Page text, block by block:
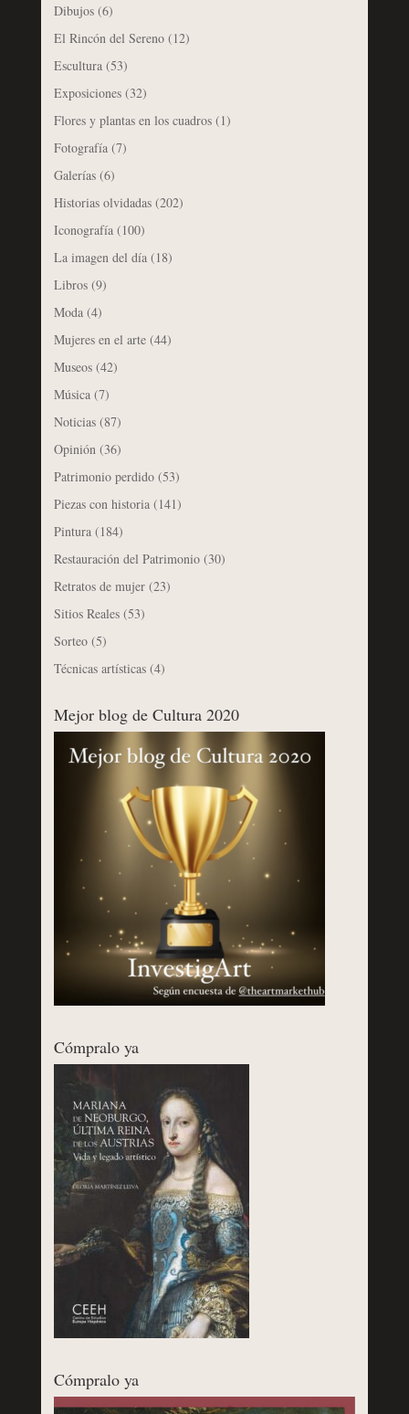
Dibujos(6)
El Rincón del Sereno(12)
Escultura(53)
Exposiciones(32)
Flores y plantas en los cuadros(1)
Fotografía(7)
Galerías(6)
Historias olvidadas(202)
Iconografía(100)
La imagen del día(18)
Libros(9)
Moda(4)
Mujeres en el arte(44)
Museos(42)
Música(7)
Noticias(87)
Opinión (36)
Patrimonio perdido(53)
Piezas con historia(141)
Pintura(184)
Restauración del Patrimonio(30)
Retratos de mujer(23)
Sitios Reales(53)
Sorteo(5)
Técnicas artísticas(4)
Mejor blog de Cultura 2020
Cómpralo ya
Cómpralo ya